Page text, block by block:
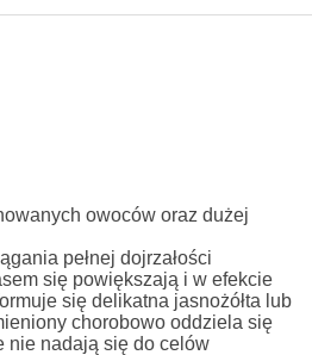
owoców oraz dużej
pełnej dojrzałości
się powiększają i w efekcie
się delikatna jasnożółta lub
chorobowo oddziela się
nie nadają się do celów